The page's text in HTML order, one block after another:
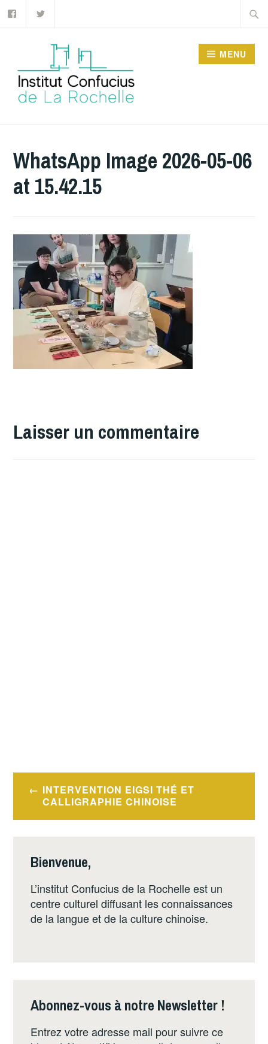
Accéder
DE LA ROCHELLE
MENU
WhatsApp Image 2026-05-06
at 15.42.15
Laisser un commentaire
Navigation
l’article
INTERVENTION EIGSI THÉ ET
CALLIGRAPHIE CHINOISE
Bienvenue,
L’institut Confucius de la Rochelle est un
centre culturel diffusant les connaissances
de la langue et de la culture chinoise.
Abonnez-vous à notre Newsletter !
Entrez votre adresse mail pour suivre ce